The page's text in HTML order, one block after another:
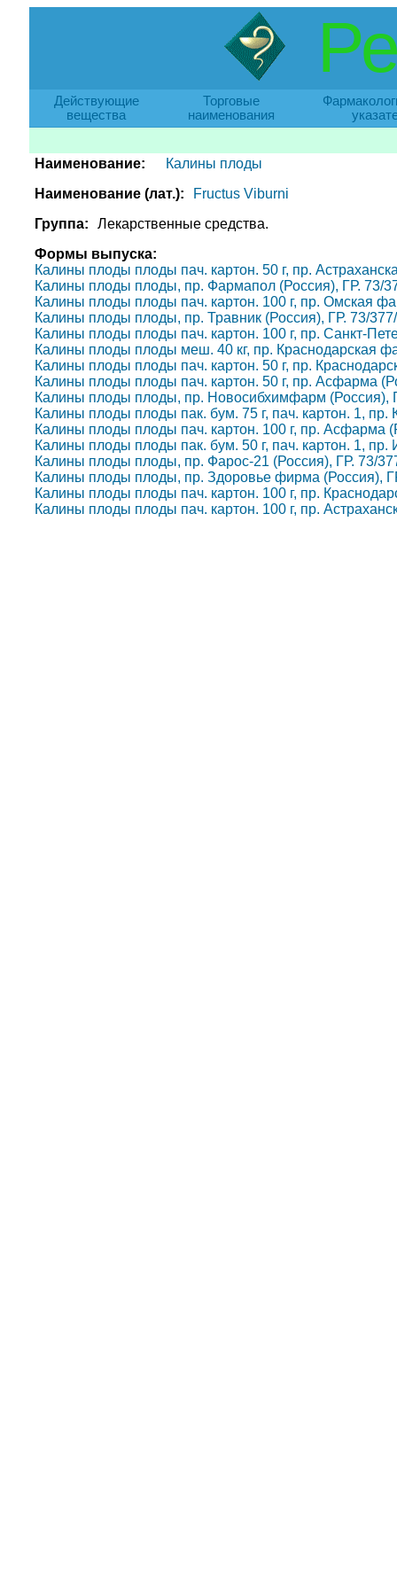
Действующие
вещества
Торговые
наименования
Наименование:
Калины плоды
Наименование (лат.):
Fructus Viburni
Группа:
Лекарственные средства.
Формы выпуска:
Калины плоды плоды пач. картон. 50 г, пр.
Калины плоды плоды, пр. Фармапол (Россия), ГР. 73/
Калины плоды плоды пач. картон. 100 г, пр. Омская
Калины плоды плоды, пр. Травник (Россия), ГР. 73/
Калины плоды плоды пач. картон. 100 г, пр. Санкт-
Калины плоды плоды меш. 40 кг, пр. Краснодарская
Калины плоды плоды пач. картон. 50 г, пр.
Калины плоды плоды пач. картон. 50 г, пр. Асфарма
Калины плоды плоды, пр. Новосибхимфарм (Россия),
Калины плоды плоды пак. бум. 75 г, пач. картон. 1, пр.
Калины плоды плоды пач. картон. 100 г, пр. Асфарма
Калины плоды плоды пак. бум. 50 г, пач. картон. 1,
Калины плоды плоды, пр. Фарос-21 (Россия), ГР. 73/
Калины плоды плоды, пр. Здоровье фирма (Россия),
Калины плоды плоды пач. картон. 100 г, пр.
Калины плоды плоды пач. картон. 100 г, пр.